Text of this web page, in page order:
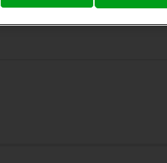
cuando están